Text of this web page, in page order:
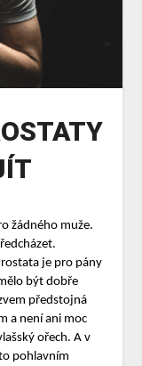
žádného muže.
je pro pány
být dobře
předstojná
a není ani moc
ořech. A v
pohlavním